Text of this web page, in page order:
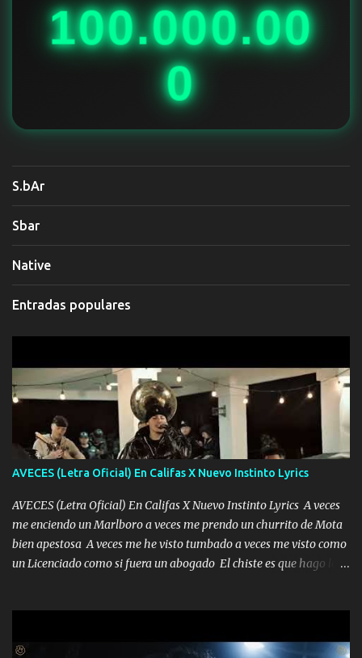
100.000.00
0
S.bAr
Sbar
Native
Entradas populares
AVECES (Letra Oficial) En Califas X Nuevo Instinto Lyrics
AVECES (Letra Oficial) En Califas X Nuevo Instinto Lyrics A veces
me enciendo un Marlboro a veces me prendo un churrito de Mota
bien apestosa A veces me he visto tumbado a veces me visto como
un Licenciado como si fuera un abogado El chiste es que hago lo
corriente no quieren verte subir de level trucha mis plebes Música